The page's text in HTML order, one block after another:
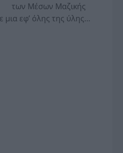
των Μέσων Μαζικής
μια εφ’ όλης της ύλης